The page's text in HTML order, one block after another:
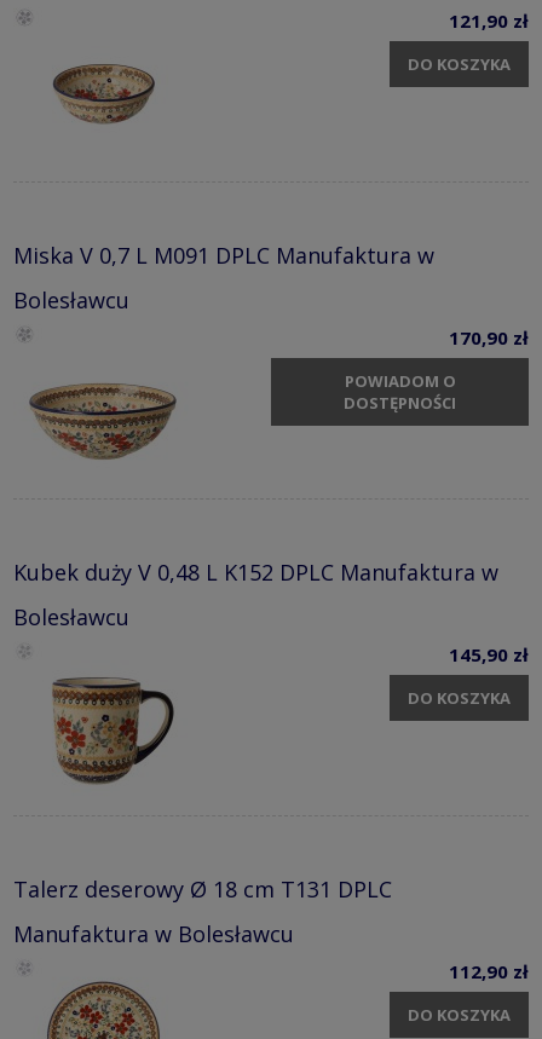
121,90 zł
DO KOSZYKA
Miska V 0,7 L M091 DPLC Manufaktura w
Bolesławcu
170,90 zł
POWIADOM O
DOSTĘPNOŚCI
Kubek duży V 0,48 L K152 DPLC Manufaktura w
Bolesławcu
145,90 zł
DO KOSZYKA
Talerz deserowy Ø 18 cm T131 DPLC
Manufaktura w Bolesławcu
112,90 zł
DO KOSZYKA